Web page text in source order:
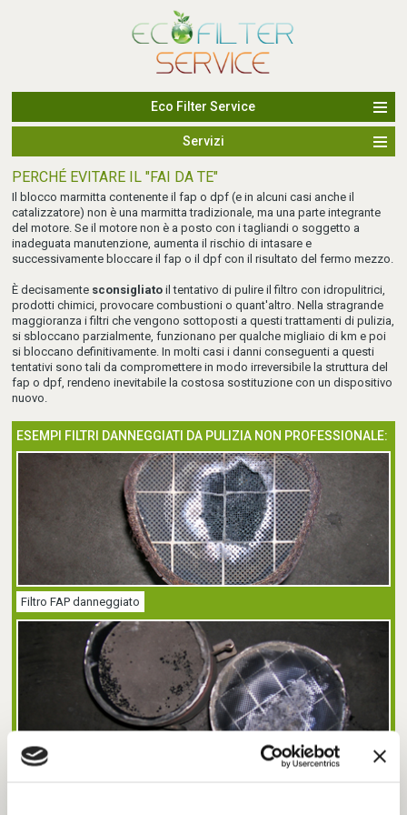
Eco Filter Service
Servizi
PERCHÉ EVITARE IL "FAI DA TE"
Il blocco marmitta contenente il fap o dpf (e in alcuni casi anche il
catalizzatore) non è una marmitta tradizionale, ma una parte integrante
del motore. Se il motore non è a posto con i tagliandi o soggetto a
inadeguata manutenzione, aumenta il rischio di intasare e
successivamente bloccare il fap o il dpf con il risultato del fermo mezzo.
È decisamente sconsigliato il tentativo di pulire il filtro con idropulitrici,
prodotti chimici, provocare combustioni o quant'altro. Nella stragrande
maggioranza i filtri che vengono sottoposti a questi trattamenti di pulizia,
si sbloccano parzialmente, funzionano per qualche migliaio di km e poi
si bloccano definitivamente. In molti casi i danni conseguenti a questi
tentativi sono tali da compromettere in modo irreversibile la struttura del
fap o dpf, rendeno inevitabile la costosa sostituzione con un dispositivo
nuovo.
ESEMPI FILTRI DANNEGGIATI DA PULIZIA NON PROFESSIONALE:
Filtro FAP danneggiato
Filtro FAP danneggiato